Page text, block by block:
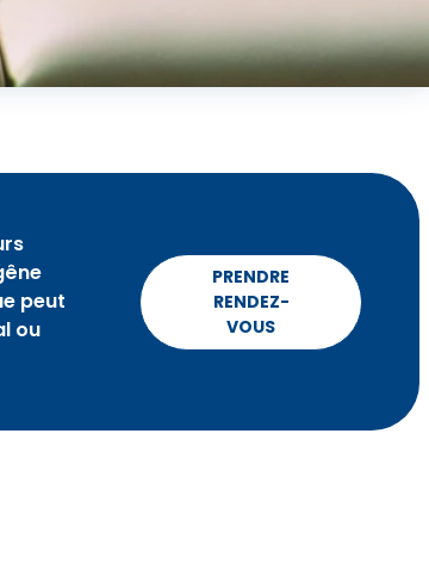
peut
ou
PRENDRE
RENDEZ-
VOUS